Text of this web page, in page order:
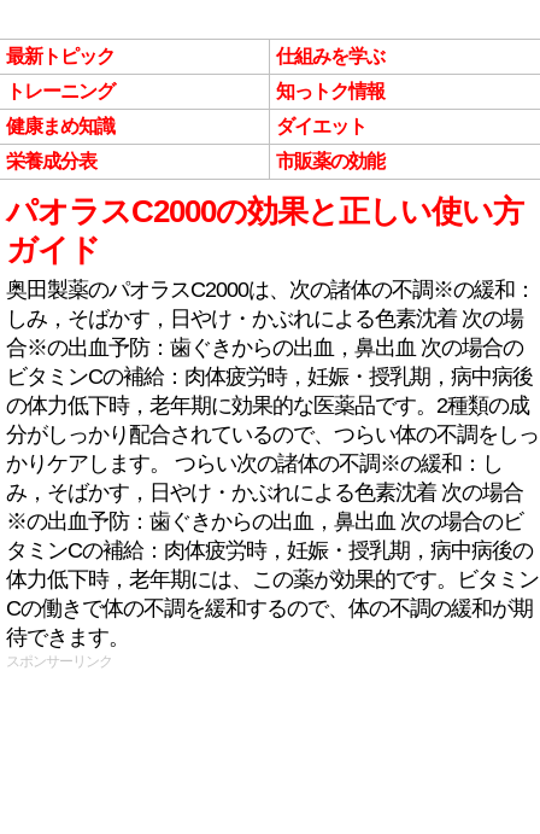
最新トピック
仕組みを学ぶ
トレーニング
知っトク情報
健康まめ知識
ダイエット
栄養成分表
市販薬の効能
パオラスC2000の効果と正しい使い方
ガイド
奥田製薬のパオラスC2000は、次の諸体の不調※の緩和：
しみ，そばかす，日やけ・かぶれによる色素沈着 次の場
合※の出血予防：歯ぐきからの出血，鼻出血 次の場合の
ビタミンCの補給：肉体疲労時，妊娠・授乳期，病中病後
の体力低下時，老年期に効果的な医薬品です。2種類の成
分がしっかり配合されているので、つらい体の不調をしっ
かりケアします。 つらい次の諸体の不調※の緩和：し
み，そばかす，日やけ・かぶれによる色素沈着 次の場合
※の出血予防：歯ぐきからの出血，鼻出血 次の場合のビ
タミンCの補給：肉体疲労時，妊娠・授乳期，病中病後の
体力低下時，老年期には、この薬が効果的です。ビタミン
Cの働きで体の不調を緩和するので、体の不調の緩和が期
待できます。
スポンサーリンク